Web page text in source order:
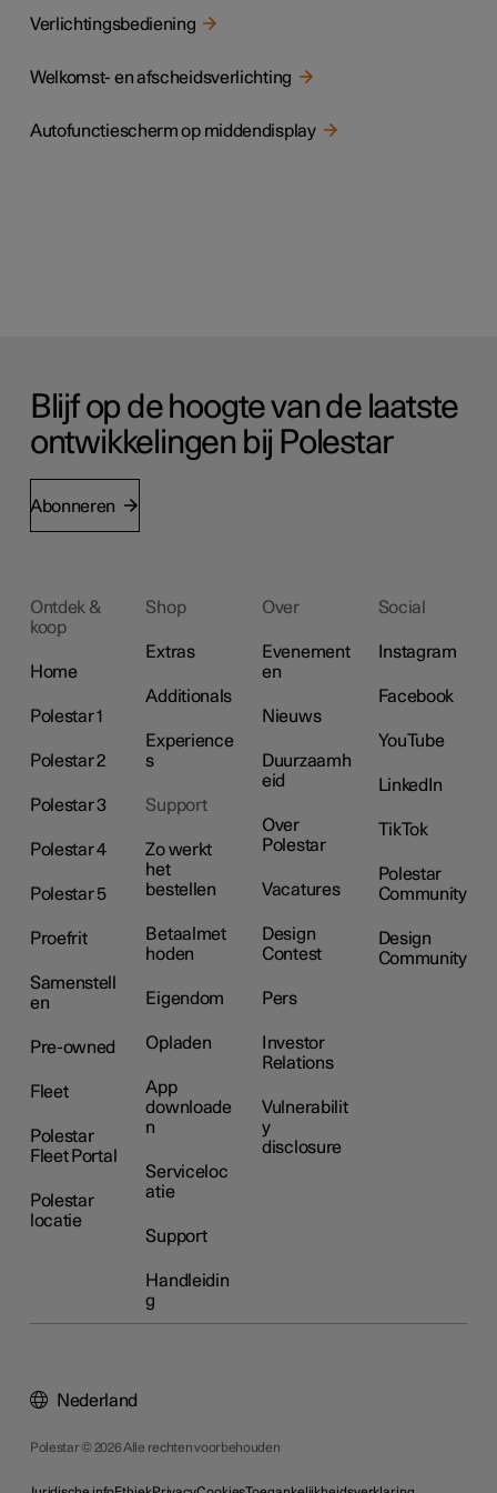
Verlichtingsbediening
Welkomst- en afscheidsverlichting
Autofunctiescherm op middendisplay
Blijf op de hoogte van de laatste
ontwikkelingen bij Polestar
Abonneren
Ontdek &
koop
Home
Polestar 1
Polestar 2
Polestar 3
Polestar 4
Polestar 5
Proefrit
Samenstell
en
Pre-owned
Fleet
Polestar
Fleet Portal
Polestar
locatie
Shop
Extras
Additionals
Experience
s
Support
Zo werkt
het
bestellen
Betaalmet
hoden
Eigendom
Opladen
App
downloade
n
Serviceloc
atie
Support
Handleidin
g
Over
Evenement
en
Nieuws
Duurzaamh
eid
Over
Polestar
Vacatures
Design
Contest
Pers
Investor
Relations
Vulnerabilit
y
disclosure
Social
Instagram
Facebook
YouTube
LinkedIn
TikTok
Polestar
Community
Design
Community
Polestar © 2026 Alle rechten voorbehouden
Nederland